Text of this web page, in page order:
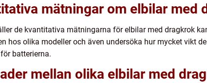
mätningar om elbilar med
de kvantitativa mätningarna för elbilar med dragkrok
hos olika modeller och även undersöka hur mycket vikt
batterierna.
mellan olika elbilar med